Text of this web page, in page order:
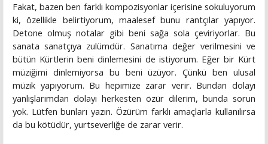
Fakat, bazen ben farklı kompozisyonlar içerisine sokuluyorum
ki, özellikle belirtiyorum, maalesef bunu rantçılar yapıyor.
Detone olmuş notalar gibi beni sağa sola çeviriyorlar. Bu
sanata sanatçıya zulümdür. Sanatıma değer verilmesini ve
bütün Kürtlerin beni dinlemesini de istiyorum. Eğer bir Kürt
müziğimi dinlemiyorsa bu beni üzüyor. Çünkü ben ulusal
müzik yapıyorum. Bu hepimize zarar verir. Bundan dolayı
yanlışlarımdan dolayı herkesten özür dilerim, bunda sorun
yok. Lütfen bunları yazın. Özürüm farklı amaçlarla kullanılırsa
da bu kötüdür, yurtseverliğe de zarar verir.